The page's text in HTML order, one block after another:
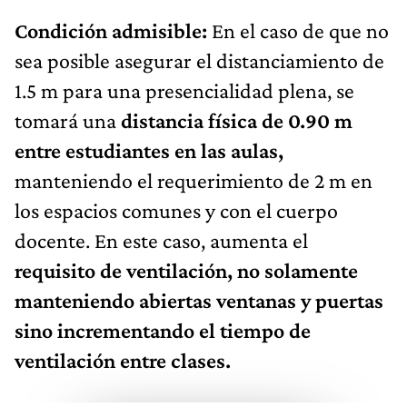
Condición admisible: En el caso de que no
sea posible asegurar el distanciamiento de
1.5 m para una presencialidad plena, se
tomará unadistancia física de 0.90 m
entre estudiantes en las aulas,
manteniendo el requerimiento de 2 m en
los espacios comunes y con el cuerpo
docente. En este caso, aumenta el
requisito de ventilación, no solamente
manteniendo abiertas ventanas y puertas
sino incrementando el tiempo de
ventilación entre clases.